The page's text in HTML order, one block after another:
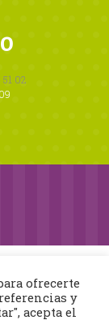
51 02
ofrecerte
y
acepta el